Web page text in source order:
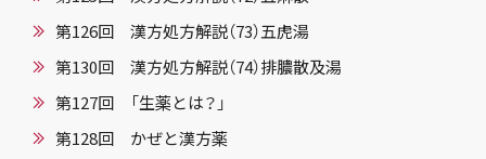
第126回 漢方処方解説（73）五虎湯
第130回 漢方処方解説（74）排膿散及湯
第127回 「生薬とは？」
第128回 かぜと漢方薬